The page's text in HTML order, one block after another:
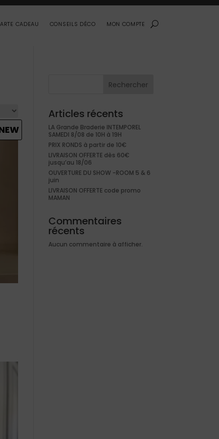
CADEAU CONSEILS DÉCO MON COMPTE
Rechercher
Articles récents
LA Grande Braderie INTEMPOREL
SAMEDI 8/08 de 10H à 19H
PRIX RONDS à partir de 10€
LIVRAISON OFFERTE dès 60€
jusqu’au 18/06
OUVERTURE DU SHOW -ROOM 5 & 6
juin
LIVRAISON OFFERTE code promo
MAMAN
Commentaires
récents
Aucun commentaire à afficher.